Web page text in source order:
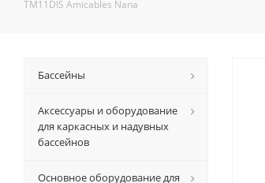
TM11DIS Amicables Nana
Бассейны
Аксессуары и оборудование
для каркасных и надувных
бассейнов
Основное оборудование для